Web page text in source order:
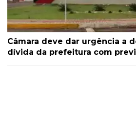
Câmara deve dar urgência a
dívida da prefeitura com